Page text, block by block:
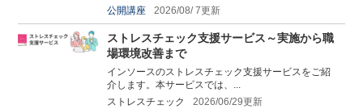
公開講座
2026/08/ 7更新
ストレスチェック支援サービス～実施から職
場環境改善まで
インソースのストレスチェック支援サービスをご紹
介します。本サービスでは、...
ストレスチェック
2026/06/29更新